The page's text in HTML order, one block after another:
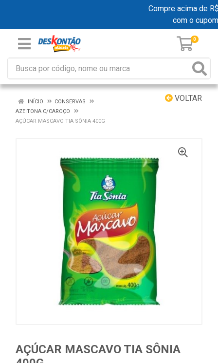
Compre acima de
com o cupom
0
VOLTAR
INÍCIO
CONSERVAS
AZEITONA C/CAROÇO
AÇÚCAR MASCAVO TIA SÔNIA 400G
AÇÚCAR MASCAVO TIA SÔNIA